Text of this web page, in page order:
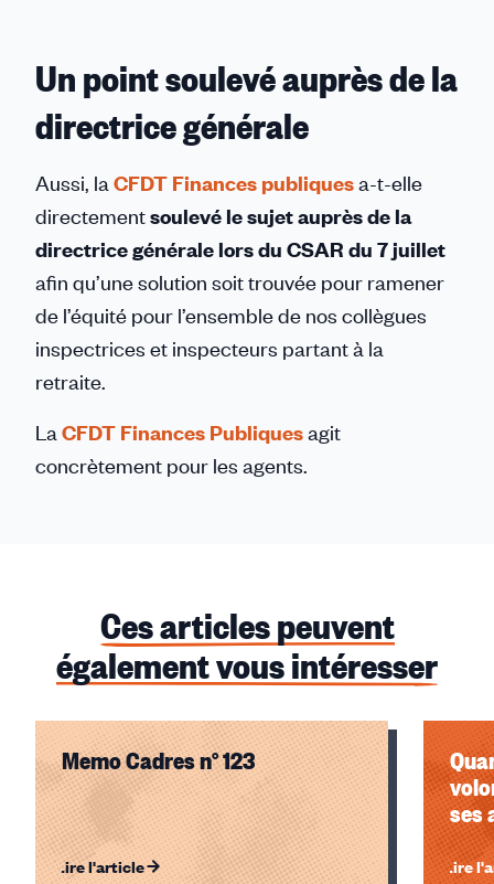
Un point soulevé auprès de la
directrice générale
Aussi, laCFDT Finances publiquesa-t-elle
directementsoulevé le sujet auprès de la
directrice générale lors du CSAR du 7 juillet
afin qu’une solution soit trouvée pour ramener
de l’équité pour l’ensemble de nos collègues
inspectrices et inspecteurs partant à la
retraite.
LaCFDT Finances Publiquesagit
concrètement pour les agents.
Ces articles peuvent
également vous intéresser
Memo Cadres n° 123
Lire l'article
ses
Lire